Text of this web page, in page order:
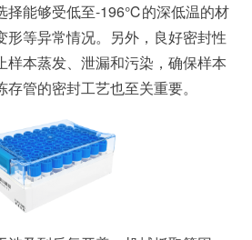
择能够受低至-196℃的深低温的材
形等异常情况。另外，良好密封性
样本蒸发、泄漏和污染，确保样本
管的密封工艺也至关重要。